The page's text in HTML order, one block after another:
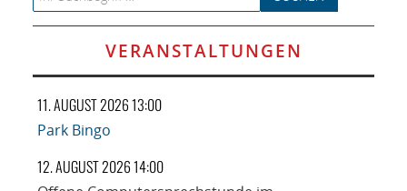
VERANSTALTUNGEN
11. AUGUST 2026 13:00
Park Bingo
12. AUGUST 2026 14:00